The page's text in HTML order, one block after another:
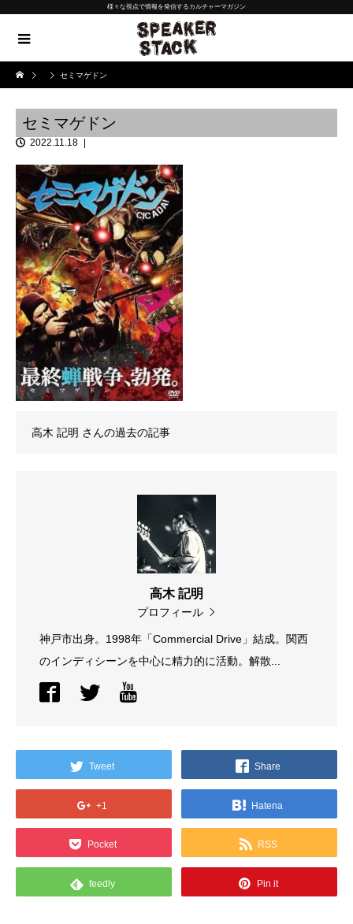
様々な視点で情報を発信するカルチャーマガジン
セミマゲドン
セミマゲドン
2022.11.18
高木 記明 さんの過去の記事
高木 記明
プロフィール
神戸市出身。1998年「Commercial Drive」結成。関西
のインディシーンを中心に精力的に活動。解散...
Tweet Share
+1 Hatena
Pocket RSS
feedly Pin it